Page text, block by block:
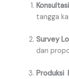
tangga
Survey
dan
Produksi